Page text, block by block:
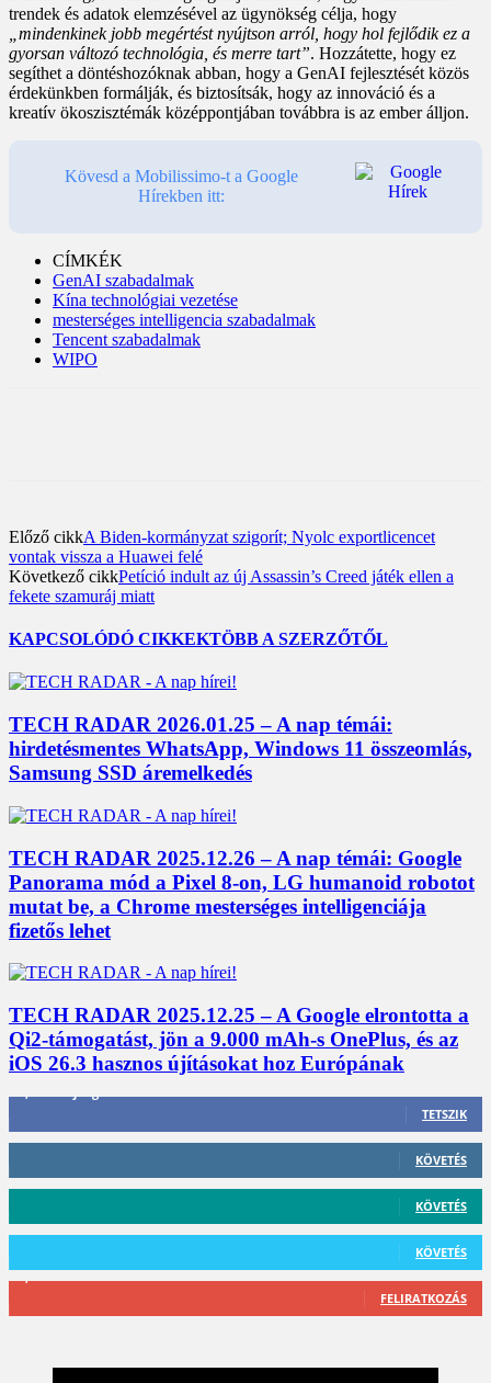
trendek és adatok elemzésével az ügynökség célja, hogy
„mindenkinek jobb megértést nyújtson arról, hogy hol fejlődik ez a
gyorsan változó technológia, és merre tart”. Hozzátette, hogy ez
segíthet a döntéshozóknak abban, hogy a GenAI fejlesztését közös
érdekünkben formálják, és biztosítsák, hogy az innováció és a
kreatív ökoszisztémák középpontjában továbbra is az ember álljon.
Kövesd a Mobilissimo-t a Google
Hírekben itt:
CÍMKÉK
GenAI szabadalmak
Kína technológiai vezetése
mesterséges intelligencia szabadalmak
Tencent szabadalmak
WIPO
Előző cikkA Biden-kormányzat szigorít; Nyolc exportlicencet
vontak vissza a Huawei felé
Következő cikkPetíció indult az új Assassin’s Creed játék ellen a
fekete szamuráj miatt
KAPCSOLÓDÓ CIKKEKTÖBB A SZERZŐTŐL
TECH RADAR 2026.01.25 – A nap témái:
hirdetésmentes WhatsApp, Windows 11 összeomlás,
Samsung SSD áremelkedés
TECH RADAR 2025.12.26 – A nap témái: Google
Panorama mód a Pixel 8-on, LG humanoid robotot
mutat be, a Chrome mesterséges intelligenciája
fizetős lehet
TECH RADAR 2025.12.25 – A Google elrontotta a
Qi2-támogatást, jön a 9.000 mAh-s OnePlus, és az
iOS 26.3 hasznos újításokat hoz Európának
TETSZIK
412 Követő
KÖVETÉS
59 Követő
KÖVETÉS
101 Követő
KÖVETÉS
2,589 Feliratkozó
FELIRATKOZÁS